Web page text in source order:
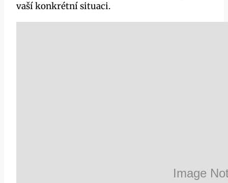
vaší konkrétní situaci.